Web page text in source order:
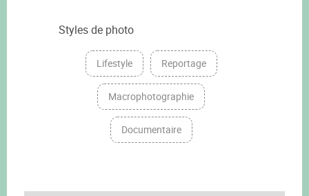
Styles de photo
Lifestyle Reportage
Macrophotographie
Documentaire